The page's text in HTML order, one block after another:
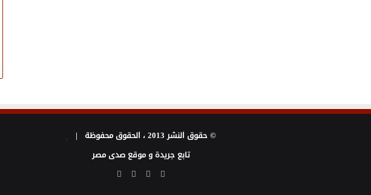
© حقوق النشر 2013 ، الحقوق محفوظة |
تابع جريدة و موقع صدى مصر
فيسبوك
تويتر يوتيوب